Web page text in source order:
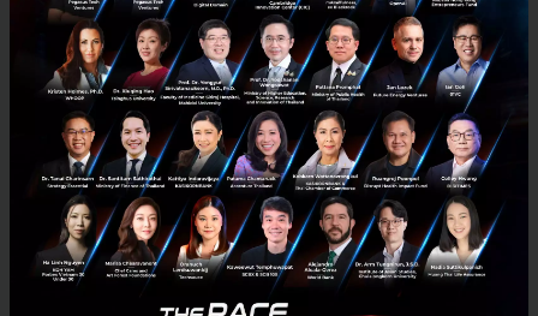
Start-Up ซีรีส์เกาหลีที่จะพาไปเข้าใจวงการ Startup ให้มากยิ่ง
หากจะพูดถึงซีรีส์เกาหลีใหม่มาแรง ณ ตอนนี้คงหนีไม่พ้นเรื่อง Start-up
อย่างแน่นอน ซึ่งเป็นซีรีส์ที่นำเสนอเรื่องราวของผู้คนวงการ Startup ที่อยู่
ใน Sand Box เปรียบได้กับ Silicon Valley...
ตุลาคม 26, 2020 | ByTechsauce Team
Tech & Biz korea startup korea startup startup-ecosystem